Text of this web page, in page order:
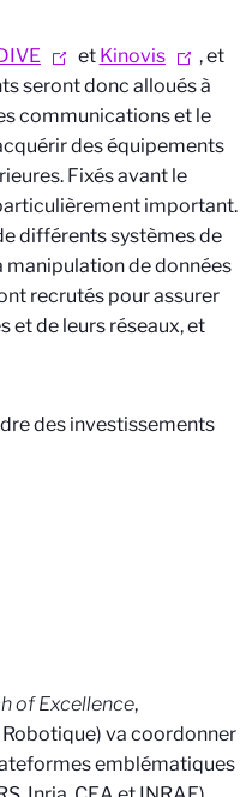
et Kinovis
, et
seront donc alloués à
communications et le
des équipements
Fixés avant le
important.
différents systèmes de
manipulation de données
recrutés pour assurer
et de leurs réseaux, et
des investissements
of Excellence,
va coordonner
emblématiques